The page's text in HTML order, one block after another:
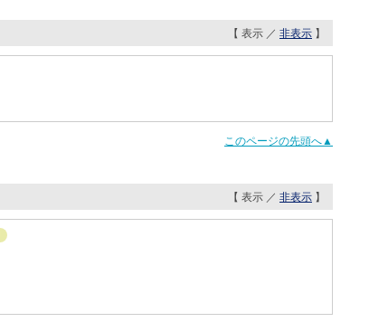
【 表示 ／ 非表示 】
このページの先頭へ▲
【 表示 ／ 非表示 】